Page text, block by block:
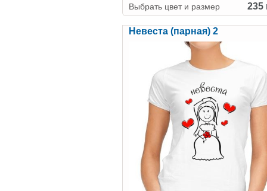
Выбрать цвет и размер 235
Невеста (парная) 2